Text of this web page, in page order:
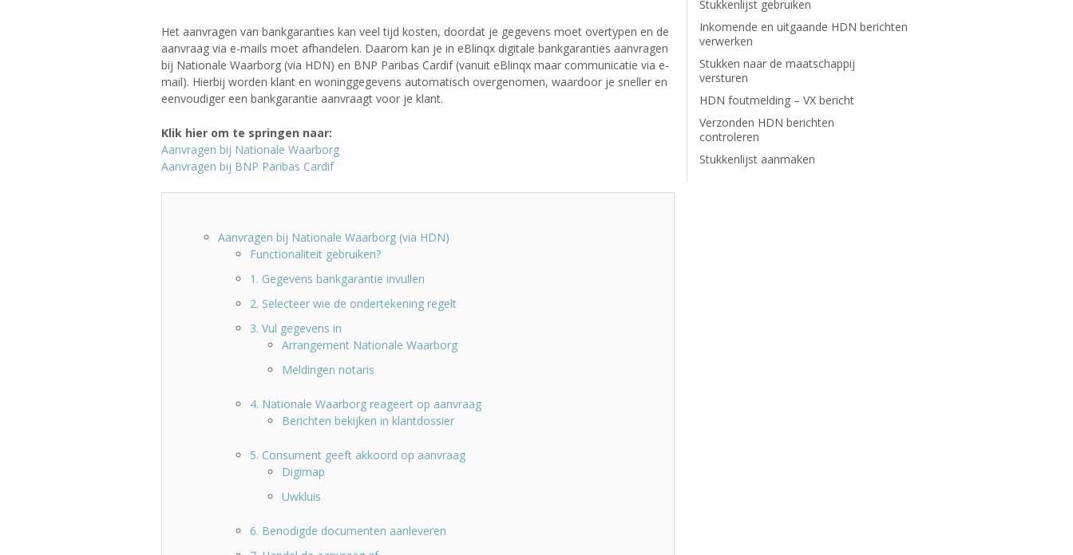
Het aanvragen van bankgaranties kan veel tijd kosten, doordat je gegevens moet overtypen en de
aanvraag via e-mails moet afhandelen. Daarom kan je in eBlinqx digitale bankgaranties aanvragen
bij Nationale Waarborg (via HDN) en BNP Paribas Cardif (vanuit eBlinqx maar communicatie via e-
mail). Hierbij worden klant en woninggegevens automatisch overgenomen, waardoor je sneller en
eenvoudiger een bankgarantie aanvraagt voor je klant.
Klik hier om te springen naar:
Aanvragen bij Nationale Waarborg
Aanvragen bij BNP Paribas Cardif
Aanvragen bij Nationale Waarborg (via HDN)
Functionaliteit gebruiken?
1. Gegevens bankgarantie invullen
2. Selecteer wie de ondertekening regelt
3. Vul gegevens in
Arrangement Nationale Waarborg
Meldingen notaris
4. Nationale Waarborg reageert op aanvraag
Berichten bekijken in klantdossier
5. Consument geeft akkoord op aanvraag
Digimap
Uwkluis
6. Benodigde documenten aanleveren
Stukkenlijst gebruiken
Inkomende en uitgaande HDN berichten
verwerken
Stukken naar de maatschappij
versturen
HDN foutmelding – VX bericht
Verzonden HDN berichten
controleren
Stukkenlijst aanmaken